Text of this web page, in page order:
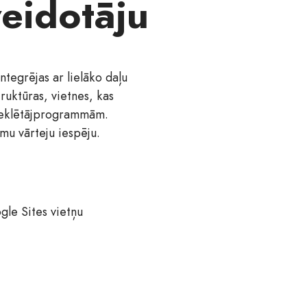
ar lielāko daļu
vietnes, kas
vārteju iespēju.
Sites vietņu